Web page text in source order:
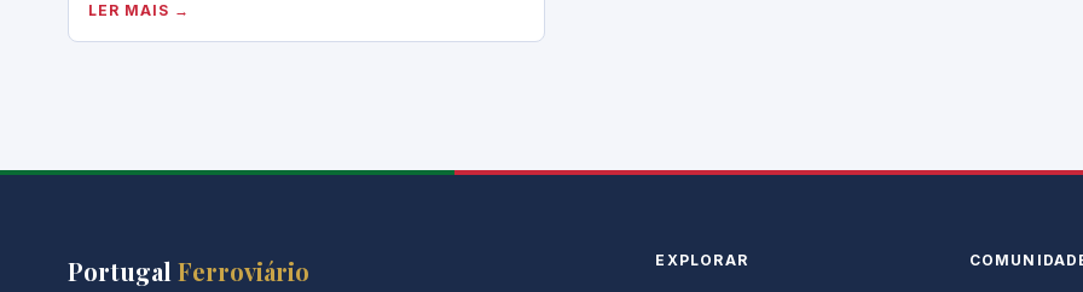
LER MAIS →
Portugal Ferroviário EXPLORAR